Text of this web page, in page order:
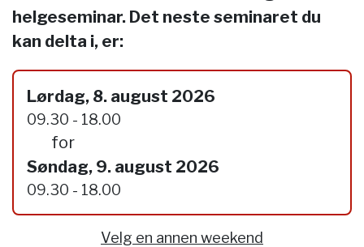
helgeseminar. Det neste seminaret du
kan delta i, er:
Lørdag, 8. august 2026
09.30 - 18.00
for
Søndag, 9. august 2026
09.30 - 18.00
Velg en annen weekend